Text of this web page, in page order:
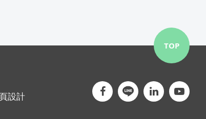
設計
TOP